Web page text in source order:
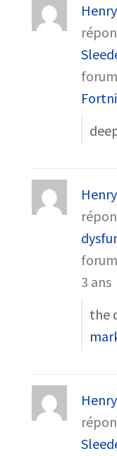
forum
forum
3 ans
the